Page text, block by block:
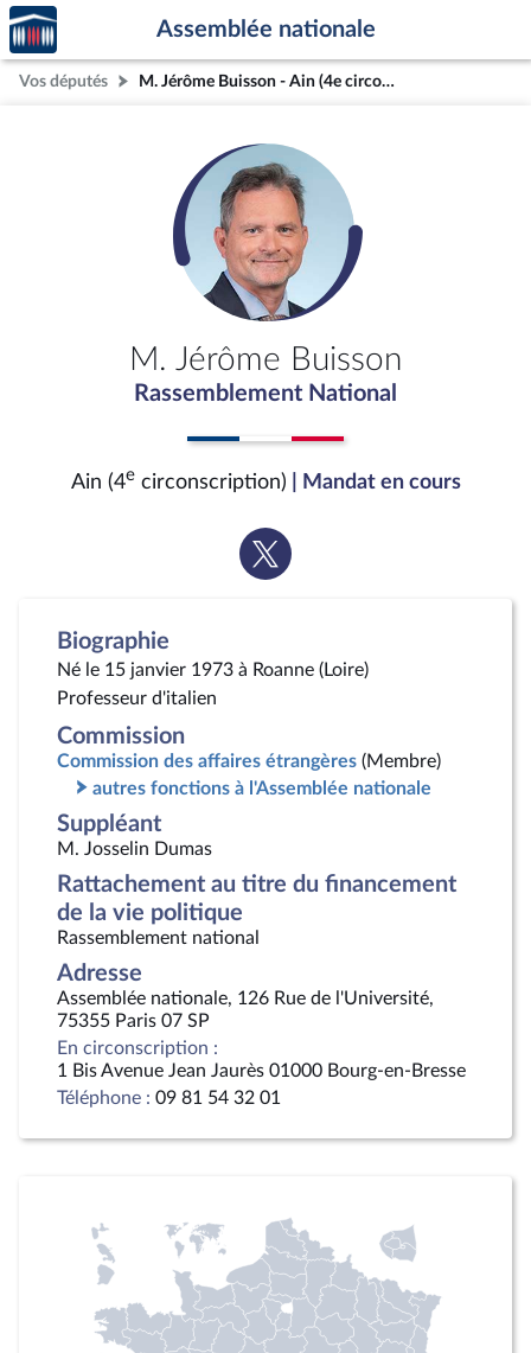
Aller au contenu
Aller en bas de la page
Accèder
à la
page
d'accueil
Assemblée nationale
Vos députés M. Jérôme Buisson - Ain (4e circonscription)
M. Jérôme Buisson
Rassemblement National
Ain (4ecirconscription) | Mandat en cours
Voir
la
Biographie
Né le 15 janvier 1973 à Roanne (Loire)
Professeur d'italien
Commission
Commission des affaires étrangères (Membre)
autres fonctions à l'Assemblée nationale
Suppléant
M. Josselin Dumas
Rattachement au titre du financement
de la vie politique
Rassemblement national
Adresse
Assemblée nationale, 126 Rue de l'Université,
75355 Paris 07 SP
En circonscription :
1 Bis Avenue Jean Jaurès 01000 Bourg-en-Bresse
Téléphone : 09 81 54 32 01